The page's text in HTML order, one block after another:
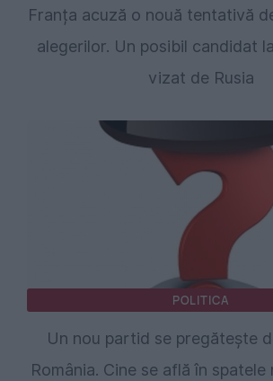
Franța acuză o nouă tentativă
alegerilor. Un posibil candidat
vizat de Rusia
POLITICA
Un nou partid se pregătește
România. Cine se află în